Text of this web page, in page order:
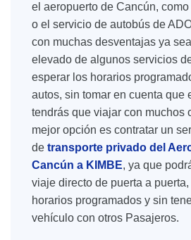
el aeropuerto de Cancún,
o el servicio de autobús de
con muchas desventajas ya
elevado de algunos servicios
esperar los horarios
autos, sin tomar en cuenta que
tendrás que viajar con muchos
mejor opción es contratar un
de transporte privado del
Cancún a KIMBE, ya que
viaje directo de puerta a
horarios programados y sin
vehículo con otros Pasajeros.